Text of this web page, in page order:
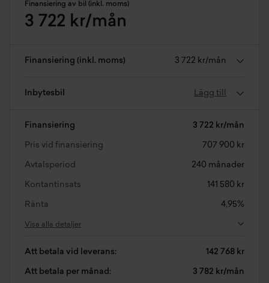
Finansiering av bil (inkl. moms)
3 722 kr/mån
Finansiering (inkl. moms) 3 722 kr/mån
Inbytesbil Lägg till
Finansiering 3 722 kr/mån
Pris vid finansiering 707 900 kr
Avtalsperiod 240 månader
Kontantinsats 141 580 kr
Ränta 4,95%
Visa alla detaljer
Att betala vid leverans: 142 768 kr
Att betala per månad: 3 782 kr/mån